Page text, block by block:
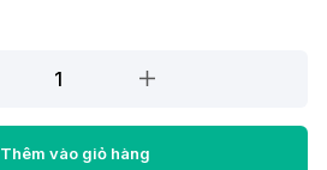
Thêm vào giỏ hàng